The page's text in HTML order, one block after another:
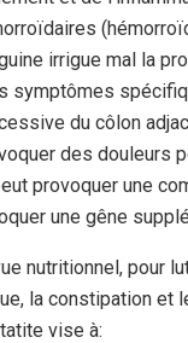
irrigue mal la
symptômes
du côlon
des douleurs
provoquer une
une gêne
nutritionnel, pour
la constipation et
vise à: